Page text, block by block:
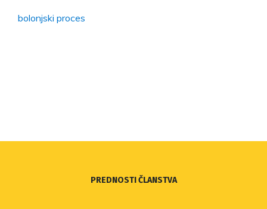
bolonjski proces
PREDNOSTI ČLANSTVA